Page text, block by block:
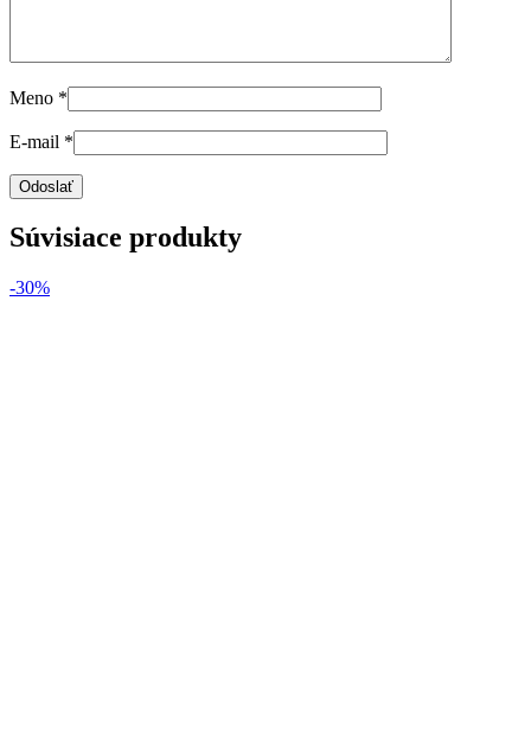
Meno *
E-mail *
Súvisiace produkty
-30%